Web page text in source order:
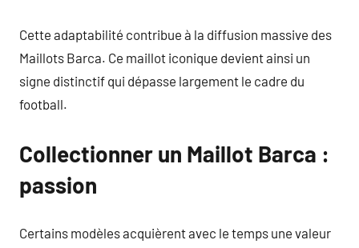
Cette adaptabilité contribue à la diffusion massive des
Maillots Barca. Ce maillot iconique devient ainsi un
signe distinctif qui dépasse largement le cadre du
football.
Collectionner un Maillot Barca :
passion
Certains modèles acquièrent avec le temps une valeur